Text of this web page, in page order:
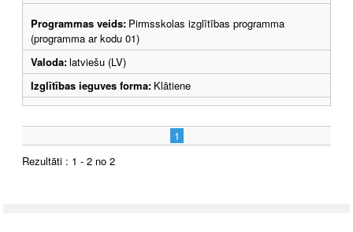
Programmas veids: Pirmsskolas izglītības programma
(programma ar kodu 01)
Valoda:latviešu (LV)
Izglītības ieguves forma: Klātiene
1
Rezultāti : 1 - 2 no 2